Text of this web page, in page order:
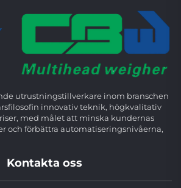
utrustningstillverkare inom branschen
innovativ teknik, högkvalitativ
med målet att minska kundernas
och förbättra automatiseringsnivåerna,
Kontakta oss